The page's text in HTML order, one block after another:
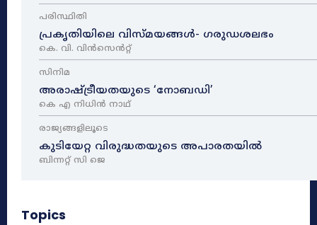
പരിസ്ഥിതി
പ്രകൃതിയിലെ വിസ്മയങ്ങൾ- ഗരുഡശലഭം
കെ. വി. വിൻസെൻറ്റ്
സിനിമ
അരാഷ്‌ട്രീയതയുടെ ‘നോബഡി’
കെ എ നിധിൻ നാഥ്‌
രാജ്യങ്ങളിലൂടെ
കുടിയേറ്റ വിരുദ്ധതയുടെ അപാരതയിൽ
ബിന്നറ്റ് സി ജെ
Topics